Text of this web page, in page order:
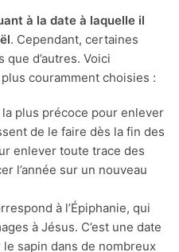
à la date à laquelle il
. Cependant, certaines
d’autres. Voici
couramment choisies :
la plus précoce pour enlever
de le faire dès la fin des
enlever toute trace des
l’année sur un nouveau
à l’Épiphanie, qui
à Jésus. C’est une date
sapin dans de nombreux